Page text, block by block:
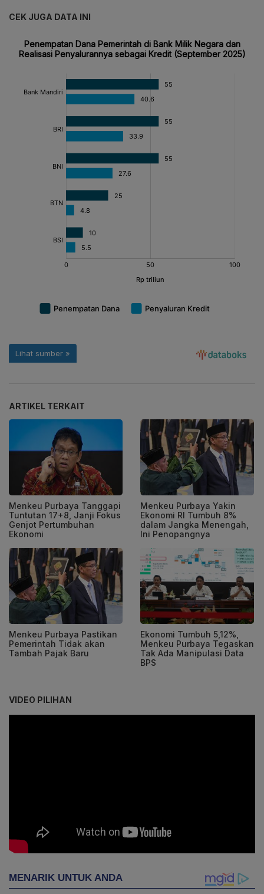
CEK JUGA DATA INI
ARTIKEL TERKAIT
Menkeu Purbaya Tanggapi
Tuntutan 17+8, Janji Fokus
Genjot Pertumbuhan
Ekonomi
Menkeu Purbaya Yakin
Ekonomi RI Tumbuh 8%
dalam Jangka Menengah,
Ini Penopangnya
Menkeu Purbaya Pastikan
Pemerintah Tidak akan
Tambah Pajak Baru
Ekonomi Tumbuh 5,12%,
Menkeu Purbaya Tegaskan
Tak Ada Manipulasi Data
BPS
VIDEO PILIHAN